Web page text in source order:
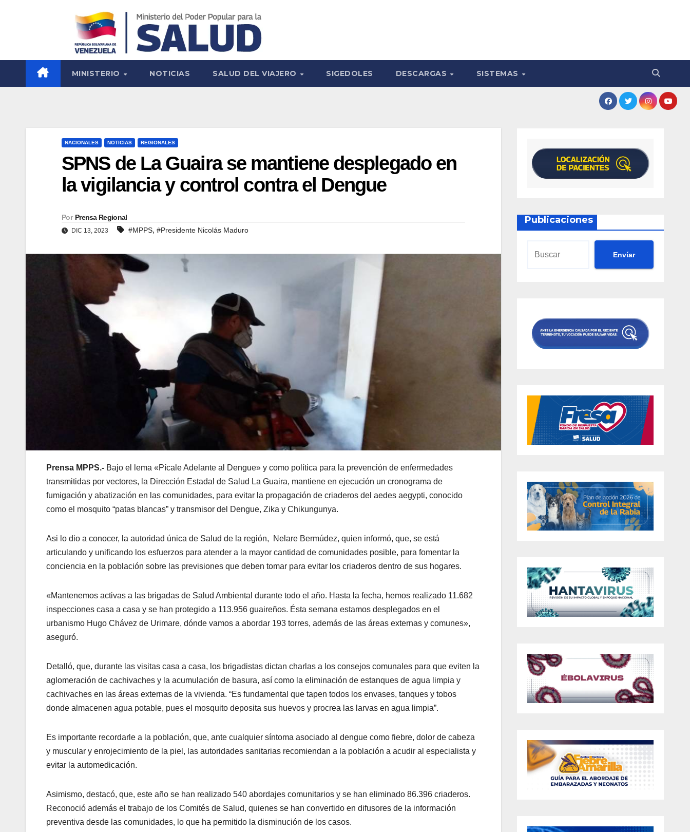
MINISTERIO NOTICIAS SALUD DEL VIAJERO SIGEDOLES DESCARGAS SISTEMAS
NACIONALES NOTICIAS REGIONALES
SPNS de La Guaira se mantiene desplegado en
la vigilancia y control contra el Dengue
Por Prensa Regional
DIC 13, 2023 #MPPS, #Presidente Nicolás Maduro
Prensa MPPS.- Bajo el lema «Pícale Adelante al Dengue» y como política para la prevención de enfermedades
transmitidas por vectores, la Dirección Estadal de Salud La Guaira, mantiene en ejecución un cronograma de
fumigación y abatización en las comunidades, para evitar la propagación de criaderos del aedes aegypti, conocido
como el mosquito “patas blancas” y transmisor del Dengue, Zika y Chikungunya.
Asi lo dio a conocer, la autoridad única de Salud de la región, Nelare Bermúdez, quien informó, que, se está
articulando y unificando los esfuerzos para atender a la mayor cantidad de comunidades posible, para fomentar la
conciencia en la población sobre las previsiones que deben tomar para evitar los criaderos dentro de sus hogares.
«Mantenemos activas a las brigadas de Salud Ambiental durante todo el año. Hasta la fecha, hemos realizado 11.682
inspecciones casa a casa y se han protegido a 113.956 guaireños. Ésta semana estamos desplegados en el
urbanismo Hugo Chávez de Urimare, dónde vamos a abordar 193 torres, además de las áreas externas y comunes»,
aseguró.
Detalló, que, durante las visitas casa a casa, los brigadistas dictan charlas a los consejos comunales para que eviten la
aglomeración de cachivaches y la acumulación de basura, así como la eliminación de estanques de agua limpia y
cachivaches en las áreas externas de la vivienda. “Es fundamental que tapen todos los envases, tanques y tobos
donde almacenen agua potable, pues el mosquito deposita sus huevos y procrea las larvas en agua limpia”.
Es importante recordarle a la población, que, ante cualquier síntoma asociado al dengue como fiebre, dolor de cabeza
y muscular y enrojecimiento de la piel, las autoridades sanitarias recomiendan a la población a acudir al especialista y
evitar la automedicación.
Asimismo, destacó, que, este año se han realizado 540 abordajes comunitarios y se han eliminado 86.396 criaderos.
Reconoció además el trabajo de los Comités de Salud, quienes se han convertido en difusores de la información
preventiva desde las comunidades, lo que ha permitido la disminución de los casos.
Publicaciones
Envíar